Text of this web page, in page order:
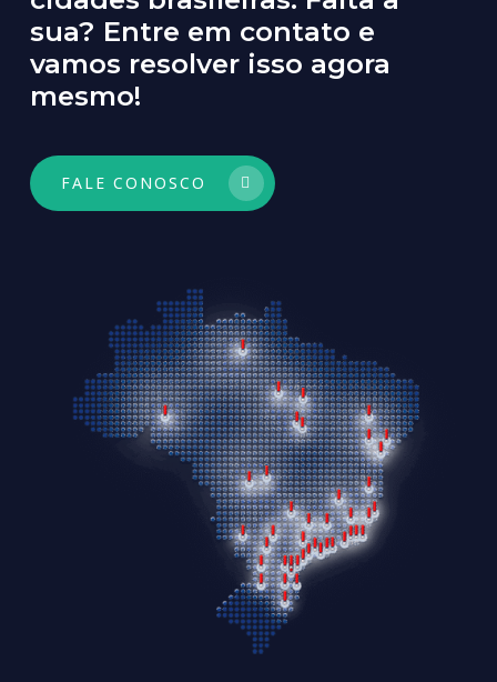
sua? Entre em contato e
vamos resolver isso agora
mesmo!
FALE CONOSCO